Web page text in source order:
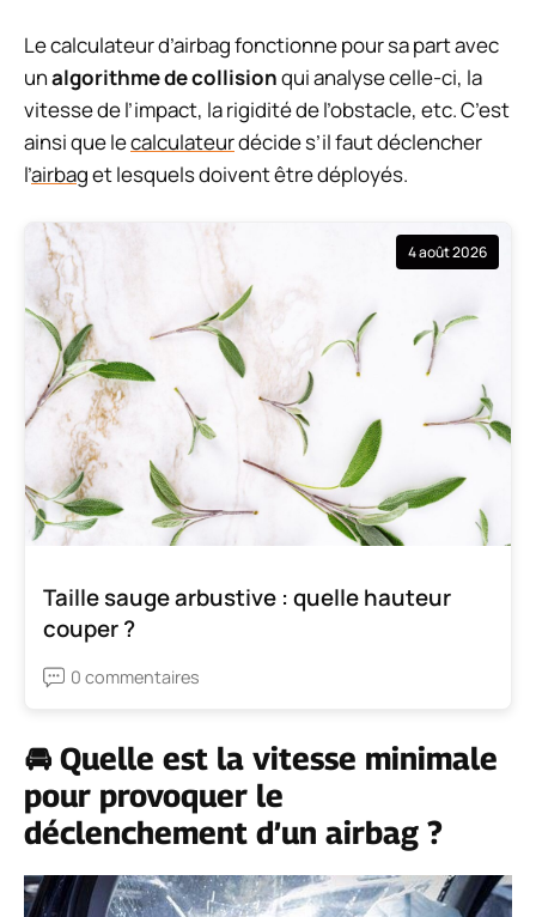
Le calculateur d’airbag fonctionne pour sa part avec
unalgorithme de collisionqui analyse celle-ci, la
vitesse de l’impact, la rigidité de l’obstacle, etc. C’est
ainsi que lecalculateurdécide s’il faut déclencher
l’airbaget lesquels doivent être déployés.
4 août 2026
Taille sauge arbustive : quelle hauteur
couper ?
0 commentaires
🚘 Quelle est la vitesse minimale
pour provoquer le
déclenchement d’un airbag ?